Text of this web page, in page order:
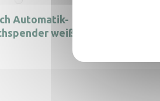
Automatik-
weiß